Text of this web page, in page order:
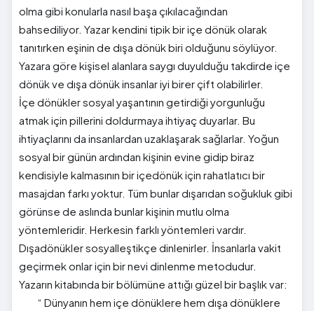
olma gibi konularla nasıl başa çıkılacağından
bahsediliyor. Yazar kendini tipik bir içe dönük olarak
tanıtırken eşinin de dışa dönük biri olduğunu söylüyor.
Yazara göre kişisel alanlara saygı duyulduğu takdirde içe
dönük ve dışa dönük insanlar iyi birer çift olabilirler.
İçe dönükler sosyal yaşantının getirdiği yorgunluğu
atmak için pillerini doldurmaya ihtiyaç duyarlar. Bu
ihtiyaçlarını da insanlardan uzaklaşarak sağlarlar. Yoğun
sosyal bir günün ardından kişinin evine gidip biraz
kendisiyle kalmasının bir içedönük için rahatlatıcı bir
masajdan farkı yoktur. Tüm bunlar dışarıdan soğukluk gibi
görünse de aslında bunlar kişinin mutlu olma
yöntemleridir. Herkesin farklı yöntemleri vardır.
Dışadönükler sosyalleştikçe dinlenirler. İnsanlarla vakit
geçirmek onlar için bir nevi dinlenme metodudur.
Yazarın kitabında bir bölümüne attığı güzel bir başlık var:
“ Dünyanın hem içe dönüklere hem dışa dönüklere